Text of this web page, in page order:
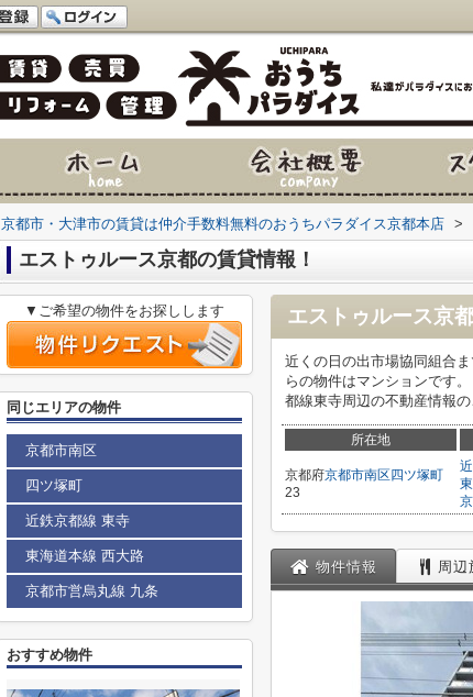
京都市・大津市の賃貸は仲介手数料無料のおうちパラダイス京都本店 >
エストゥルース京都の賃貸情報！
エストゥルース京
近くの日の出市場協同組合
らの物件はマンションです
都線東寺周辺の不動産情報
所在地
京都府京都市南区 四ツ塚町
23
物件情報 周辺
▼ご希望の物件をお探しします
同じエリアの物件
京都市南区
四ツ塚町
近鉄京都線 東寺
東海道本線 西大路
京都市営烏丸線 九条
おすすめ物件